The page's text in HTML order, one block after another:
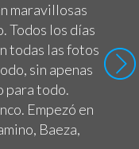
maravillosas
Todos los días
todas las fotos
sin apenas
para todo.
Empezó en
Baeza,